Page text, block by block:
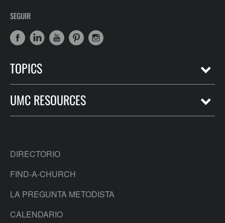
SEGUIR
TOPICS
UMC RESOURCES
DIRECTORIO
FIND-A-CHURCH
LA PREGUNTA METODISTA
CALENDARIO